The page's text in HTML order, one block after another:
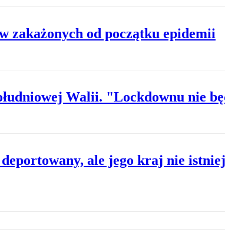
od początku epidemii
Walii. "Lockdownu nie
ale jego kraj nie